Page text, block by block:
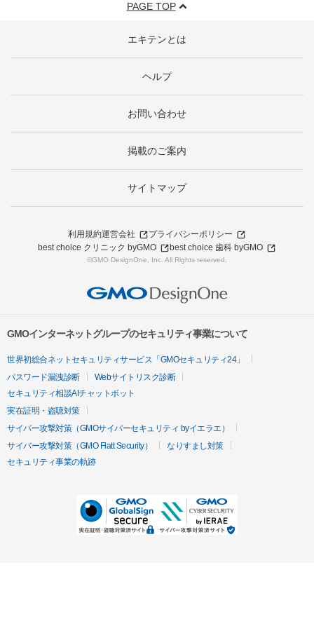
PAGE TOP
エキテンとは
ヘルプ
お問い合わせ
掲載のご案内
サイトマップ
利用規約運営会社
プライバシーポリシー
best choice クリニック byGMO
best choice 歯科 byGMO
©GMO DesignOne, Inc. All Rights reserved.
GMOインターネットグループのセキュリティ事業について
世界初総合ネットセキュリティサービス「GMOセキュリティ24」
パスワード漏洩診断
Webサイトリスク診断
セキュリティ相談AIチャットボット
実在証明・盗聴対策
サイバー攻撃対策（GMOサイバーセキュリティ byイエラエ）
サイバー攻撃対策（GMO Flatt Security）
なりすまし対策
セキュリティ事業の軌跡